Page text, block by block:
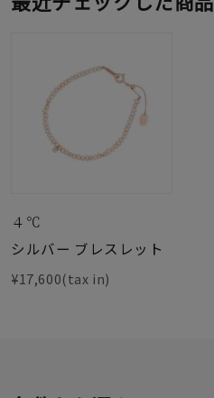
４℃
シルバー ブレスレット
¥17,600(tax in)